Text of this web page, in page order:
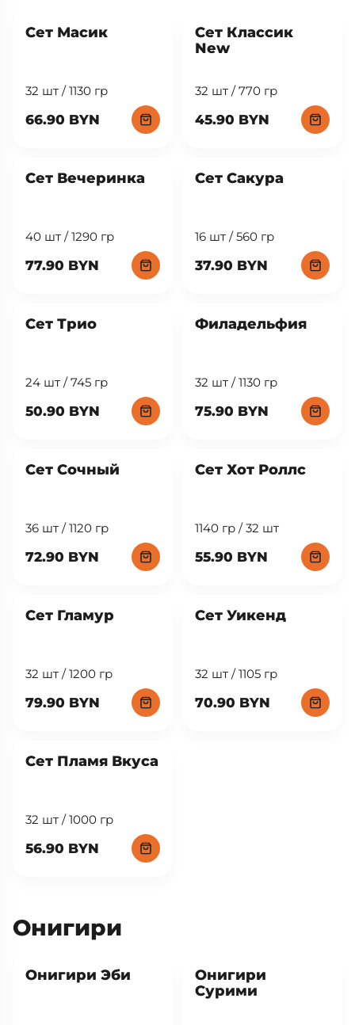
Сет Масик
32 шт / 1130 гр
66.90 BYN
Сет Классик
New
32 шт / 770 гр
45.90 BYN
Сет Вечеринка
40 шт / 1290 гр
77.90 BYN
Сет Сакура
16 шт / 560 гр
37.90 BYN
Сет Трио
24 шт / 745 гр
50.90 BYN
Филадельфия
32 шт / 1130 гр
75.90 BYN
Сет Сочный
36 шт / 1120 гр
72.90 BYN
Сет Хот Роллс
1140 гр / 32 шт
55.90 BYN
Сет Гламур
32 шт / 1200 гр
79.90 BYN
Сет Уикенд
32 шт / 1105 гр
70.90 BYN
Сет Пламя Вкуса
32 шт / 1000 гр
56.90 BYN
Онигири
Онигири Эби
Онигири
Сурими